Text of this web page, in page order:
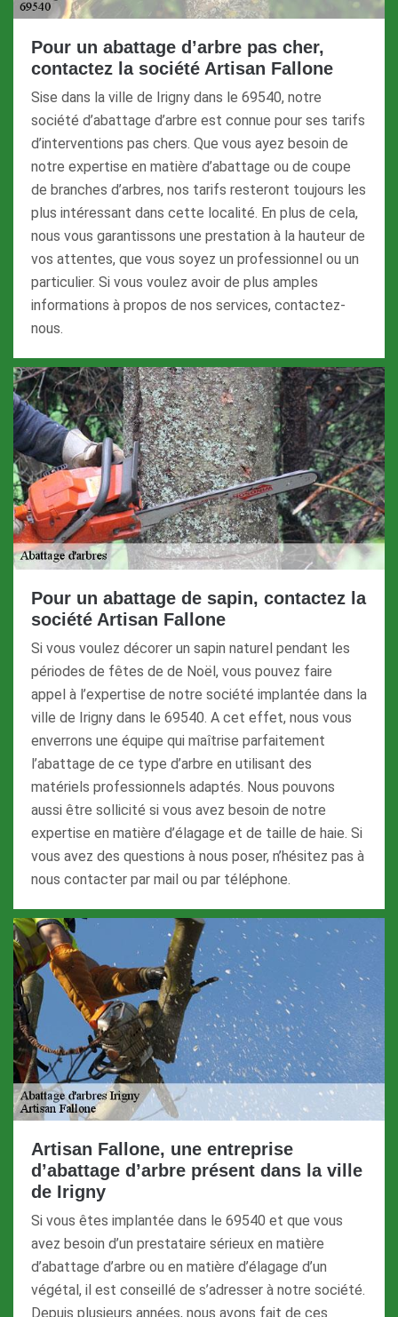
Pour un abattage d’arbre pas cher,
contactez la société Artisan Fallone
Sise dans la ville de Irigny dans le 69540, notre
société d’abattage d’arbre est connue pour ses tarifs
d’interventions pas chers. Que vous ayez besoin de
notre expertise en matière d’abattage ou de coupe
de branches d’arbres, nos tarifs resteront toujours les
plus intéressant dans cette localité. En plus de cela,
nous vous garantissons une prestation à la hauteur de
vos attentes, que vous soyez un professionnel ou un
particulier. Si vous voulez avoir de plus amples
informations à propos de nos services, contactez-
nous.
Pour un abattage de sapin, contactez la
société Artisan Fallone
Si vous voulez décorer un sapin naturel pendant les
périodes de fêtes de de Noël, vous pouvez faire
appel à l’expertise de notre société implantée dans la
ville de Irigny dans le 69540. A cet effet, nous vous
enverrons une équipe qui maîtrise parfaitement
l’abattage de ce type d’arbre en utilisant des
matériels professionnels adaptés. Nous pouvons
aussi être sollicité si vous avez besoin de notre
expertise en matière d’élagage et de taille de haie. Si
vous avez des questions à nous poser, n’hésitez pas à
nous contacter par mail ou par téléphone.
Artisan Fallone, une entreprise
d’abattage d’arbre présent dans la ville
de Irigny
Si vous êtes implantée dans le 69540 et que vous
avez besoin d’un prestataire sérieux en matière
d’abattage d’arbre ou en matière d’élagage d’un
végétal, il est conseillé de s’adresser à notre société.
Depuis plusieurs années, nous avons fait de ces